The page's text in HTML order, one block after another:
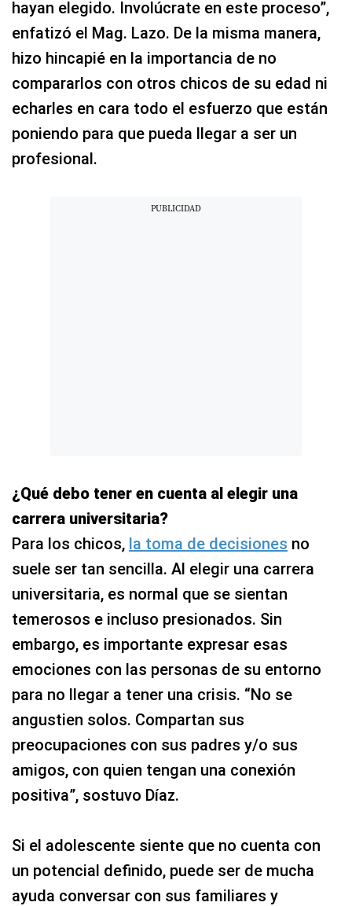
hayan elegido. Involúcrate en este proceso”,
enfatizó el Mag. Lazo. De la misma manera,
hizo hincapié en la importancia de no
compararlos con otros chicos de su edad ni
echarles en cara todo el esfuerzo que están
poniendo para que pueda llegar a ser un
profesional.
¿Qué debo tener en cuenta al elegir una
carrera universitaria?
Para los chicos, la toma de decisiones no
suele ser tan sencilla. Al elegir una carrera
universitaria, es normal que se sientan
temerosos e incluso presionados. Sin
embargo, es importante expresar esas
emociones con las personas de su entorno
para no llegar a tener una crisis. “No se
angustien solos. Compartan sus
preocupaciones con sus padres y/o sus
amigos, con quien tengan una conexión
positiva”, sostuvo Díaz.
Si el adolescente siente que no cuenta con
un potencial definido, puede ser de mucha
ayuda conversar con sus familiares y